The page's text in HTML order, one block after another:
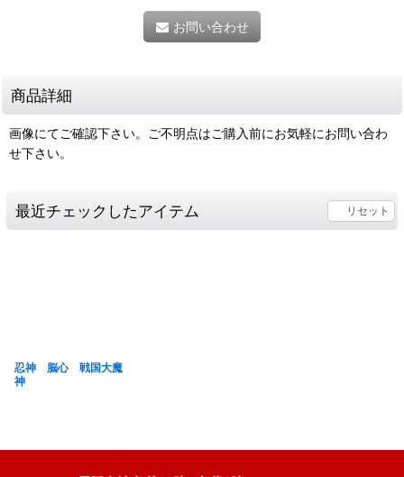
お問い合わせ
商品詳細
画像にてご確認下さい。ご不明点はご購入前にお気軽にお問い合わ
せ下さい。
最近チェックしたアイテム リセット
忍神 脳心 戦国大魔
神